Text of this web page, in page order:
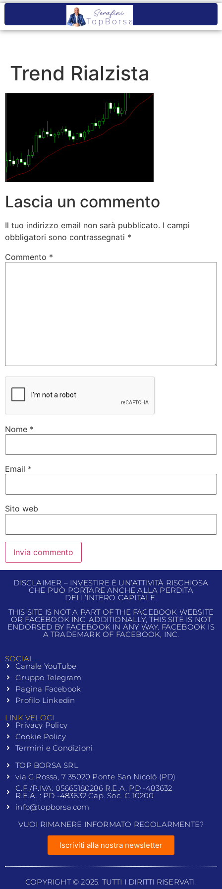
Trend Rialzista
Lascia un commento
Il tuo indirizzo email non sarà pubblicato. I campi
obbligatori sono contrassegnati *
Commento *
Nome *
Email *
Sito web
DISCLAIMER – INVESTIRE È UN’ATTIVITÀ RISCHIOSA
CHE PUÒ PORTARE ANCHE ALLA PERDITA
DELL’INTERO CAPITALE.
THIS SITE IS NOT A PART OF THE FACEBOOK WEBSITE
OR FACEBOOK INC. ADDITIONALLY, THIS SITE IS NOT
ENDORSED BY FACEBOOK IN ANY WAY. FACEBOOK IS
A TRADEMARK OF FACEBOOK, INC.
SOCIAL
Canale YouTube
Gruppo Telegram
Pagina Facebook
Profilo Linkedin
LINK VELOCI
Privacy Policy
Cookie Policy
Termini e Condizioni
TOP BORSA SRL
via G.Rossa, 7 35020 Ponte San Nicolò (PD)
C.F./P.IVA: 05665180286 R.E.A. PD -483632
R.E.A. : PD -483632 Cap. Soc. € 10200
info@topborsa.com
VUOI RIMANERE INFORMATO REGOLARMENTE?
Iscriviti alla nostra newsletter
COPYRIGHT © 2025. TUTTI I DIRITTI RISERVATI.